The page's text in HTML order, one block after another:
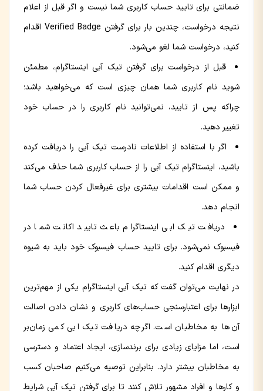
ضمانتی برای تایید حساب کاربری شما نیست و اگر قبل از اعلام
نتیجه درخواست، چندین بار برای گرفتن Verified Badge اقدام
کنید، درخواست شما لغو می‌شود.
قبل از درخواست برای گرفتن تیک آبی اینستاگرام، مطمئن
شوید نام کاربری شما همان چیزی است که می‌خواهید باشد؛
چراکه پس از تایید، نمی‌توانید نام کاربری را در حساب خود
تغییر دهید.
اگر با استفاده از اطلاعات نادرست تیک آبی را دریافت کرده
باشید، اینستاگرام تیک آبی را از حساب کاربری شما حذف می‌کند
و ممکن است اقدامات بیشتری برای غیرفعال کردن حساب شما
انجام دهد.
دریافت تیک ابی اینستاگرام باعث تایید اکانت شما در
فیسبوک نمی‌شود. برای تایید حساب فیسبوک خود باید به شیوه
دیگری اقدام کنید.
در نهایت می‌توان گفت که تیک آبی اینستاگرام یکی از مهم‌ترین
ابزارها برای اعتبارسنجی حساب‌های کاربری و نشان دادن اصالت
آن‌ها به مخاطبان است. اگرچه دریافت تیک ابی کمی زمان‌بر
است، اما مزایای زیادی برای برندسازی، ایجاد اعتماد و دسترسی
به مخاطبان بیشتر دارد. بنابراین توصیه می‌کنیم صاحبان کسب‌
و کارها و افراد مشهور تلاش کنند تا برای گرفتن تیک آبی شرایط